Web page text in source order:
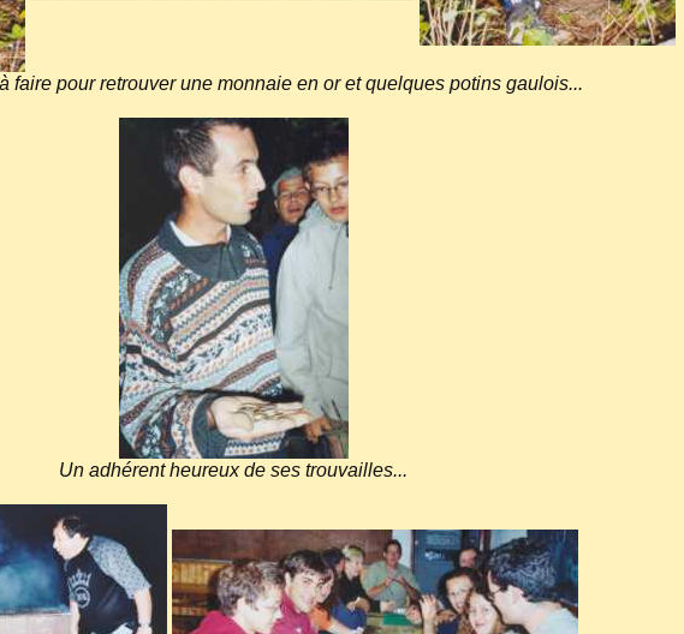
faire pour retrouver une monnaie en or et quelques potins gaulois...
Un adhérent heureux de ses trouvailles...